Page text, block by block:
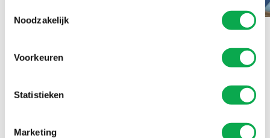
Noodzakelijk
Voorkeuren
Statistieken
Marketing
In dieser Referenz
verwendete Produkte